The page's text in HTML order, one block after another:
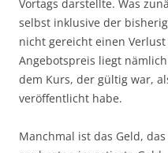
Vortags darstellte. Was
selbst inklusive der
nicht gereicht einen
Angebotspreis liegt
dem Kurs, der gültig war,
veröffentlicht habe.
Manchmal ist das Geld,